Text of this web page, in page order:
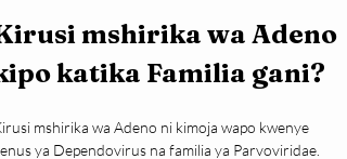
mshirika wa Adeno
katika Familia gani?
mshirika wa Adeno ni kimoja wapo kwenye
ya Dependovirus na familia ya Parvoviridae.